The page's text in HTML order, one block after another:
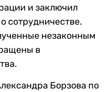
и заключил
сотрудничестве.
незаконным
в
Борзова по